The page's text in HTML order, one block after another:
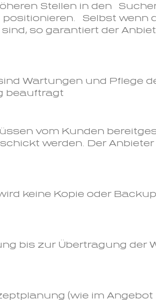
Stellen in den
Selbst wenn
so garantiert der
Wartungen und Pflege
beauftragt
vom Kunden
werden. Der
keine Kopie oder
bis zur Übertragung der
(wie im Angebot